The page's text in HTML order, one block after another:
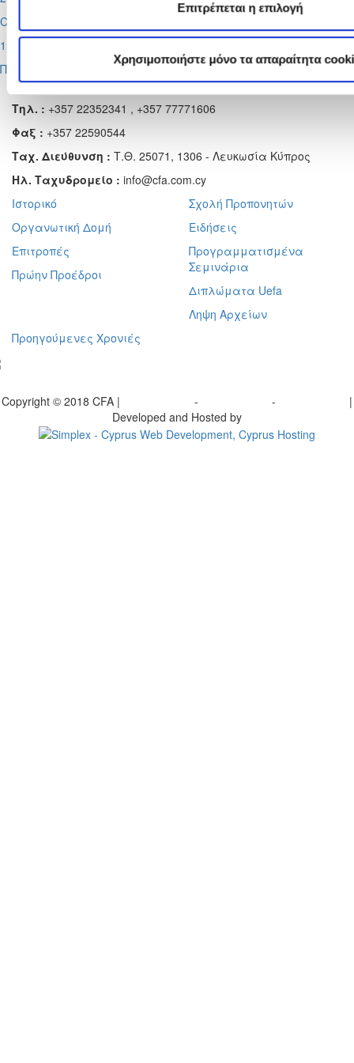
Επιτρέπεται η επιλογή
Χρησιμοποιήστε μόνο τα απαραίτητα
Cyprus League by Stoiximan
1η αγωνιστική
Περισσότερα
Αχαιών 10 2413 - Έγκωμη Λευκωσία Κύπρος
Τηλ. : +357 22352341 , +357 77771606
Φαξ : +357 22590544
Ταχ. Διεύθυνση : Τ.Θ. 25071, 1306 - Λευκωσία Κύπρος
Ηλ. Ταχυδρομείο : info@cfa.com.cy
Ιστορικό
Οργανωτική Δομή
Επιτροπές
Πρώην Προέδροι
Σχολή Προπονητών
Ειδήσεις
Προγραμματισμένα
Σεμινάρια
Διπλώματα Uefa
Ληψη Αρχείων
Προηγούμενες Χρονιές
Copyright © 2018 CFA | - -
|
Developed and Hosted by